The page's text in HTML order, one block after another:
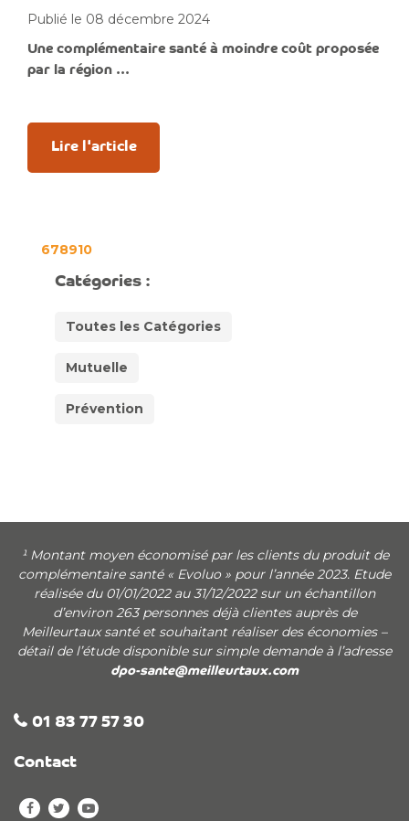
Publié le 08 décembre 2024
Une complémentaire santé à moindre coût proposée
par la région ...
Lire l'article
678910
Catégories :
Toutes les Catégories
Mutuelle
Prévention
¹ Montant moyen économisé par les clients du produit de
complémentaire santé « Evoluo » pour l’année 2023. Etude
réalisée du 01/01/2022 au 31/12/2022 sur un échantillon
d’environ 263 personnes déjà clientes auprès de
Meilleurtaux santé et souhaitant réaliser des économies –
détail de l’étude disponible sur simple demande à l’adresse
dpo-sante@meilleurtaux.com
01 83 77 57 30
Contact